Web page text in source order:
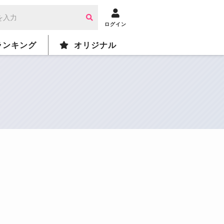
ログイン
ンキング オリジナル